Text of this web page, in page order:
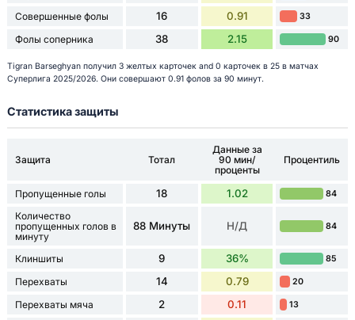
Совершенные фолы 16 0.91 33
Фолы соперника 38 2.15 90
Tigran Barseghyan получил 3 желтых карточек and 0 карточек в 25 в матчах
Суперлига 2025/2026. Они совершают 0.91 фолов за 90 минут.
Статистика защиты
Защита Тотал
Данные за
90 мин/
проценты
Процентиль
Пропущенные голы 18 1.02 84
Количество
пропущенных голов в
минуту
88 Минуты Н/Д 84
Клиншиты 9 36% 85
Перехваты 14 0.79 20
Перехваты мяча 2 0.11 13